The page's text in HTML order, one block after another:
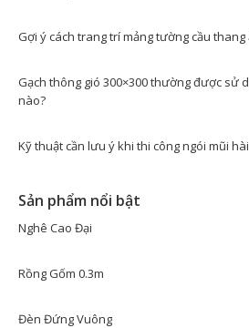
Gợi ý cách trang trí mảng tường cầu
Gạch thông gió 300×300 thường được sử
nào?
Kỹ thuật cần lưu ý khi thi công ngói mũi hài
Sản phẩm nổi bật
Nghê Cao Đại
Rồng Gốm 0.3m
Đèn Đứng Vuông